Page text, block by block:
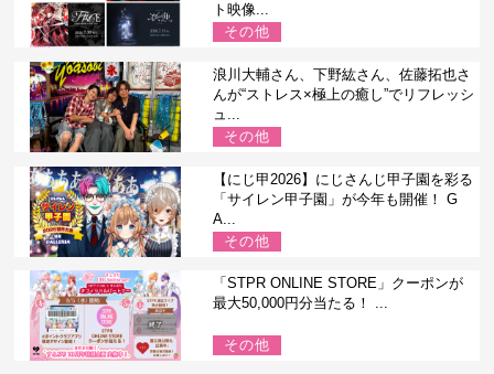
ト映像...
その他
浪川大輔さん、下野紘さん、佐藤拓也さ
んが“ストレス×極上の癒し”でリフレッシ
ュ...
その他
【にじ甲2026】にじさんじ甲子園を彩る
「サイレン甲子園」が今年も開催！ G
A...
その他
「STPR ONLINE STORE」クーポンが
最大50,000円分当たる！ ...
その他